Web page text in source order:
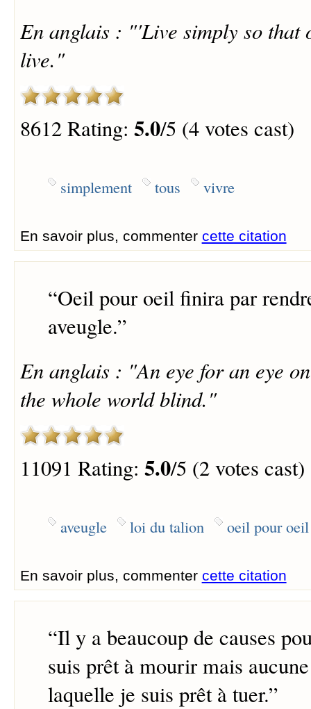
En anglais : "'Live simply so that
live."
8612 Rating: 5.0/5 (4 votes cast)
simplement tous vivre
En savoir plus, commenter cette citation
“Oeil pour oeil finira par
aveugle.”
En anglais : "An eye for an eye
the whole world blind."
11091 Rating: 5.0/5 (2 votes cast)
aveugle loi du talion oeil pour oeil
En savoir plus, commenter cette citation
“Il y a beaucoup de causes
suis prêt à mourir mais
laquelle je suis prêt à tuer.”